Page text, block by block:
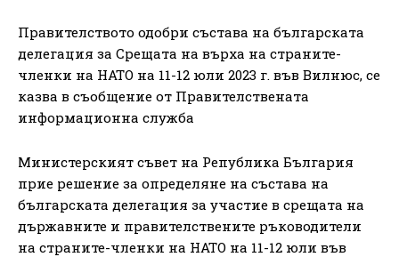
Правителството одобри състава на българската
делегация за Срещата на върха на страните-
членки на НАТО на 11-12 юли 2023 г. във Вилнюс, се
казва в съобщение от Правителствената
информационна служба
Министерският съвет на Република България
прие решение за определяне на състава на
българската делегация за участие в срещата на
държавните и правителствените ръководители
на страните-членки на НАТО на 11-12 юли във